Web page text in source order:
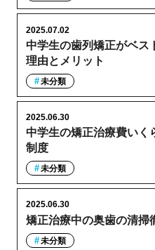
中学生の歯列矯正がベス
理由とメリット
2025.07.02
未分類
中学生の矯正治療費いく
制度
2025.06.30
未分類
矯正治療中の奥歯の清掃
2025.06.30
未分類